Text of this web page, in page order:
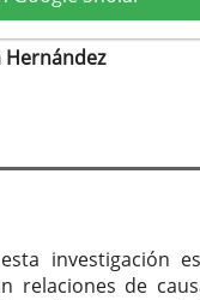
Hernández
investigación
relaciones de